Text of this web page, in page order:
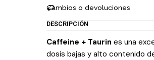
Cambios o devoluciones
DESCRIPCIÓN
Caffeine + Taurin es una
dosis bajas y alto contenido